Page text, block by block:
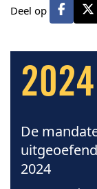
Deel op
2024
De
2024